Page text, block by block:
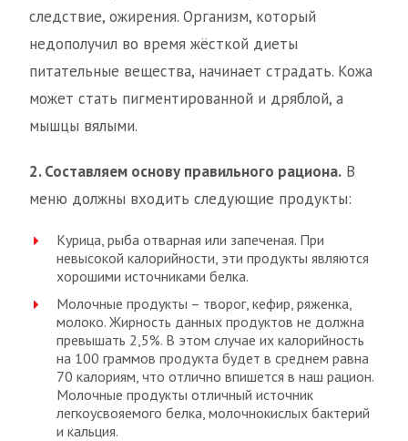
следствие, ожирения. Организм, который
недополучил во время жёсткой диеты
питательные вещества, начинает страдать. Кожа
может стать пигментированной и дряблой, а
мышцы вялыми.
2. Составляем основу правильного рациона. В
меню должны входить следующие продукты:
Курица, рыба отварная или запеченая. При
невысокой калорийности, эти продукты являются
хорошими источниками белка.
Молочные продукты – творог, кефир, ряженка,
молоко. Жирность данных продуктов не должна
превышать 2,5%. В этом случае их калорийность
на 100 граммов продукта будет в среднем равна
70 калориям, что отлично впишется в наш рацион.
Молочные продукты отличный источник
легкоусвояемого белка, молочнокислых бактерий
и кальция.